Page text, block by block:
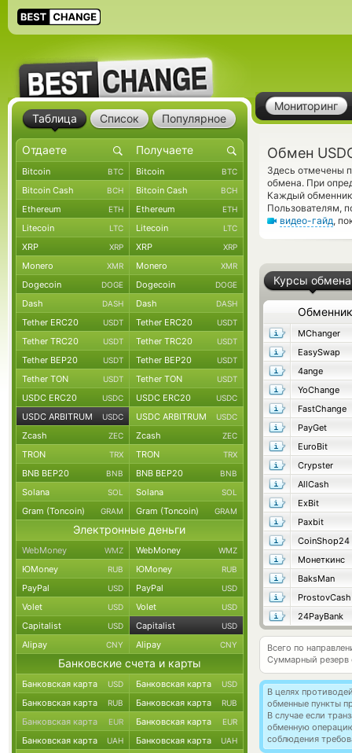
Мониторинг
Обмен
Здесь отмечены
обмена. При
Каждый
Пользователям,
видео-гайд,
Курсы обмена
Обменник
MChanger
EasySwap
4ange
YoChange
FastChange
PayGet
EuroBit
Crypster
AllCash
ExBit
Paxbit
CoinShop24
Монеткинс
BaksMan
ProstovCash
24PayBank
Всего по
Суммарный резерв
В целях
обменные пункты
В случае если
обменную
соблюдения
Таблица Список Популярное
Bitcoin BTC Bitcoin BTC
Bitcoin Cash BCH Bitcoin Cash BCH
Ethereum ETH Ethereum ETH
Litecoin LTC Litecoin LTC
XRP XRP XRP XRP
Monero XMR Monero XMR
Dogecoin DOGE Dogecoin DOGE
Dash DASH Dash DASH
Tether ERC20 USDT Tether ERC20 USDT
Tether TRC20 USDT Tether TRC20 USDT
Tether BEP20 USDT Tether BEP20 USDT
Tether TON USDT Tether TON USDT
USDC ERC20 USDC USDC ERC20 USDC
USDC ARBITRUM USDC USDC ARBITRUM USDC
Zcash ZEC Zcash ZEC
TRON TRX TRON TRX
BNB BEP20 BNB BNB BEP20 BNB
Solana SOL Solana SOL
Gram (Toncoin) GRAM Gram (Toncoin) GRAM
Электронные деньги
WebMoney WMZ WebMoney WMZ
ЮMoney RUB ЮMoney RUB
PayPal USD PayPal USD
Volet USD Volet USD
Capitalist USD Capitalist USD
Alipay CNY Alipay CNY
Банковские счета и карты
Банковская карта USD Банковская карта USD
Банковская карта RUB Банковская карта RUB
Банковская карта EUR Банковская карта EUR
Банковская карта UAH Банковская карта UAH